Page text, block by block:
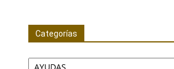
Categorías
Categorías